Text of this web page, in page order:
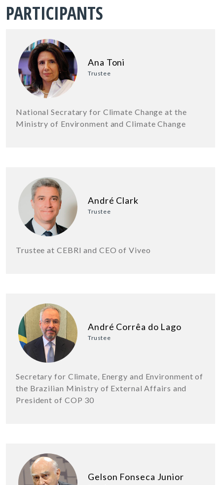
PARTICIPANTS
Ana Toni
Trustee
National Secratary for Climate Change at the
Ministry of Environment and Climate Change
André Clark
Trustee
Trustee at CEBRI and CEO of Viveo
André Corrêa do Lago
Trustee
Secretary for Climate, Energy and Environment of
the Brazilian Ministry of External Affairs and
President of COP 30
Gelson Fonseca Junior